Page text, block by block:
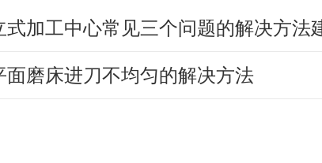
面磨床进刀不均匀的解决方法